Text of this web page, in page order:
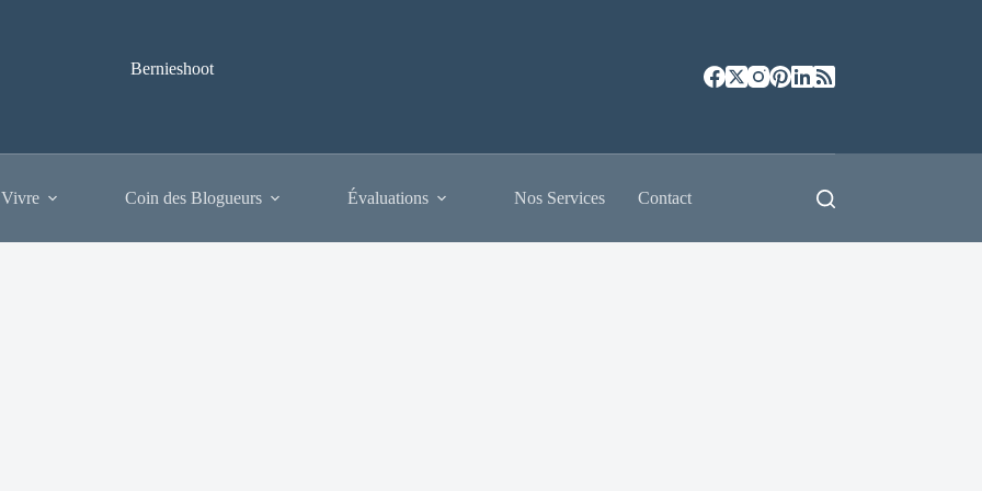
Bernieshoot
Coin des Blogueurs Évaluations Nos Services Contact